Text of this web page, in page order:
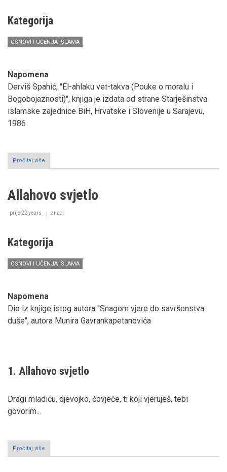
imati
i
Kategorija
OSNOVI I UČENJA ISLAMA
Napomena
Derviš Spahić, ''El-ahlaku vet-takva (Pouke o moralu i
Bogobojaznosti)'', knjiga je izdata od strane Starješinstva
islamske zajednice BiH, Hrvatske i Slovenije u Sarajevu,
1986
Pročitaj više
Pouke
i
Bogobojaznosti
(I
ahlaki-
hamide
Allahovo svjetlo
prije 22 years znaci
Kategorija
OSNOVI I UČENJA ISLAMA
Napomena
Dio iz knjige istog autora ''Snagom vjere do savršenstva
duše'', autora Munira Gavrankapetanovića
1. Allahovo svjetlo
Dragi mladiću, djevojko, čovječe, ti koji vjeruješ, tebi
govorim...
Pročitaj više
Allahovo